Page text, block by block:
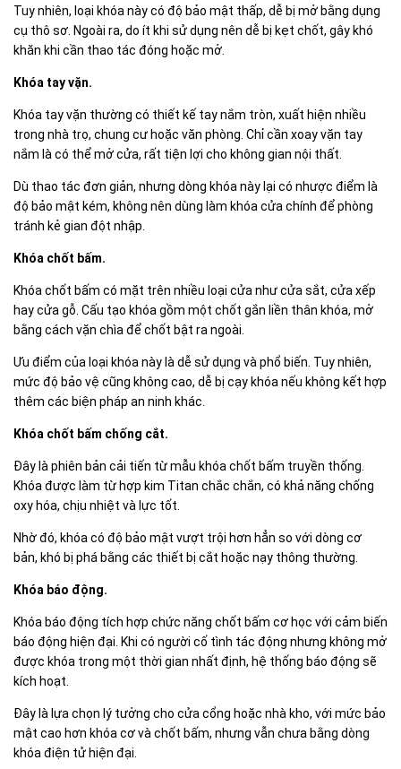
Tuy nhiên, loại khóa này có độ bảo mật thấp, dễ bị mở bằng dụng
cụ thô sơ. Ngoài ra, do ít khi sử dụng nên dễ bị kẹt chốt, gây khó
khăn khi cần thao tác đóng hoặc mở.
Khóa tay vặn.
Khóa tay vặn thường có thiết kế tay nắm tròn, xuất hiện nhiều
trong nhà trọ, chung cư hoặc văn phòng. Chỉ cần xoay vặn tay
nắm là có thể mở cửa, rất tiện lợi cho không gian nội thất.
Dù thao tác đơn giản, nhưng dòng khóa này lại có nhược điểm là
độ bảo mật kém, không nên dùng làm khóa cửa chính để phòng
tránh kẻ gian đột nhập.
Khóa chốt bấm.
Khóa chốt bấm có mặt trên nhiều loại cửa như cửa sắt, cửa xếp
hay cửa gỗ. Cấu tạo khóa gồm một chốt gắn liền thân khóa, mở
bằng cách vặn chìa để chốt bật ra ngoài.
Ưu điểm của loại khóa này là dễ sử dụng và phổ biến. Tuy nhiên,
mức độ bảo vệ cũng không cao, dễ bị cạy khóa nếu không kết hợp
thêm các biện pháp an ninh khác.
Khóa chốt bấm chống cắt.
Đây là phiên bản cải tiến từ mẫu khóa chốt bấm truyền thống.
Khóa được làm từ hợp kim Titan chắc chắn, có khả năng chống
oxy hóa, chịu nhiệt và lực tốt.
Nhờ đó, khóa có độ bảo mật vượt trội hơn hẳn so với dòng cơ
bản, khó bị phá bằng các thiết bị cắt hoặc nạy thông thường.
Khóa báo động.
Khóa báo động tích hợp chức năng chốt bấm cơ học với cảm biến
báo động hiện đại. Khi có người cố tình tác động nhưng không mở
được khóa trong một thời gian nhất định, hệ thống báo động sẽ
kích hoạt.
Đây là lựa chọn lý tưởng cho cửa cổng hoặc nhà kho, với mức bảo
mật cao hơn khóa cơ và chốt bấm, nhưng vẫn chưa bằng dòng
khóa điện tử hiện đại.